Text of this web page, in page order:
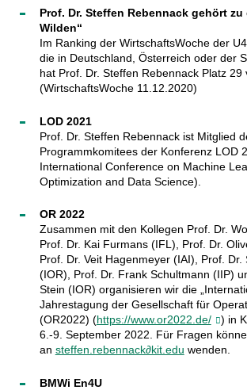
Prof. Dr. Steffen Rebennack gehört zu
Wilden“
Im Ranking der WirtschaftsWoche der
die in Deutschland, Österreich oder der
hat Prof. Dr. Steffen Rebennack Platz 29
(WirtschaftsWoche 11.12.2020)
LOD 2021
Prof. Dr. Steffen Rebennack ist Mitglied
Programmkomitees der Konferenz LOD
International Conference on Machine
Optimization and Data Science).
OR 2022
Zusammen mit den Kollegen Prof. Dr.
Prof. Dr. Kai Furmans (IFL), Prof. Dr.
Prof. Dr. Veit Hagenmeyer (IAI), Prof. Dr.
(IOR), Prof. Dr. Frank Schultmann (IIP)
Stein (IOR) organisieren wir die
Jahrestagung der Gesellschaft für
(OR2022) (https://www.or2022.de/
) in
6.-9. September 2022. Für Fragen
an steffen.rebennack∂kit.edu wenden.
BMWi En4U